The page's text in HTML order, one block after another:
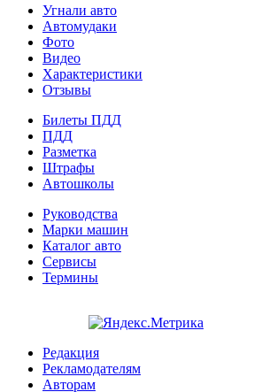
Угнали авто
Автомудаки
Фото
Видео
Характеристики
Отзывы
Билеты ПДД
ПДД
Разметка
Штрафы
Автошколы
Руководства
Марки машин
Каталог авто
Сервисы
Термины
Редакция
Рекламодателям
Авторам